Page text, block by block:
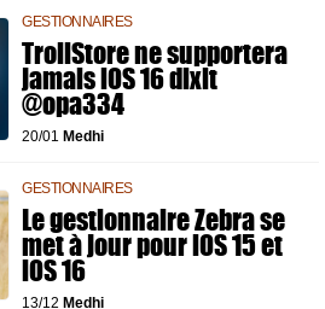
GESTIONNAIRES
TrollStore ne supportera
jamais iOS 16 dixit
@opa334
20/01 Medhi
GESTIONNAIRES
Le gestionnaire Zebra se
met à jour pour iOS 15 et
iOS 16
13/12 Medhi